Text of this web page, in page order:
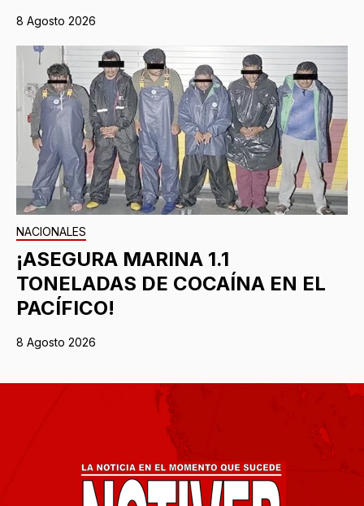
8 Agosto 2026
NACIONALES
¡ASEGURA MARINA 1.1
TONELADAS DE COCAÍNA EN EL
PACÍFICO!
8 Agosto 2026